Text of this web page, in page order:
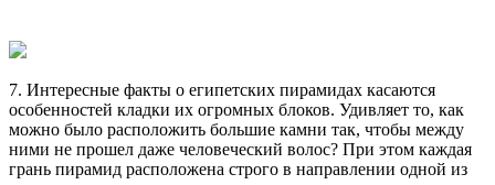
7. Интересные факты о египетских пирамидах касаются
особенностей кладки их огромных блоков. Удивляет то, как
можно было расположить большие камни так, чтобы между
ними не прошел даже человеческий волос? При этом каждая
грань пирамид расположена строго в направлении одной из